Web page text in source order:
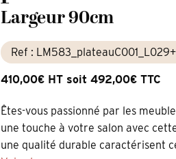
Largeur 90cm
Ref :
410,00€ HT soit 492,00€ TTC
Êtes-vous passionné par les
une touche à votre salon avec
une qualité durable caractérisent